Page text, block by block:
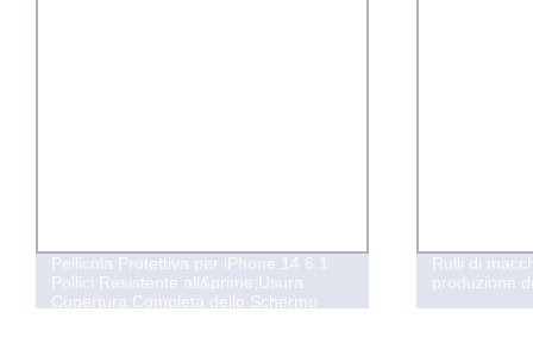
Rulli di macchine rotanti nella linea di
produzione del vetro decorato
Vetro di